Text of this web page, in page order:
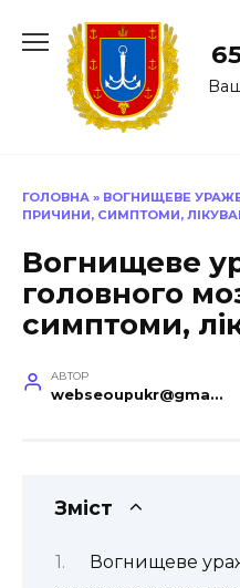
до
ГОЛОВНА » ВОГНИЩЕВЕ
ПРИЧИНИ, СИМПТОМИ,
Вогнищеве
головного
симптоми,
АВТОР
webseoupukr@gmail.com
Зміст
Вогнищеве